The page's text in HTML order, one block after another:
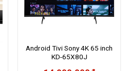
Android Tivi Sony 4K 65 inch
KD-65X80J